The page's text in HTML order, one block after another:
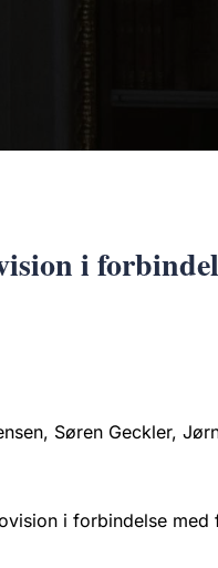
i
Søren Geckler,
i forbindelse med